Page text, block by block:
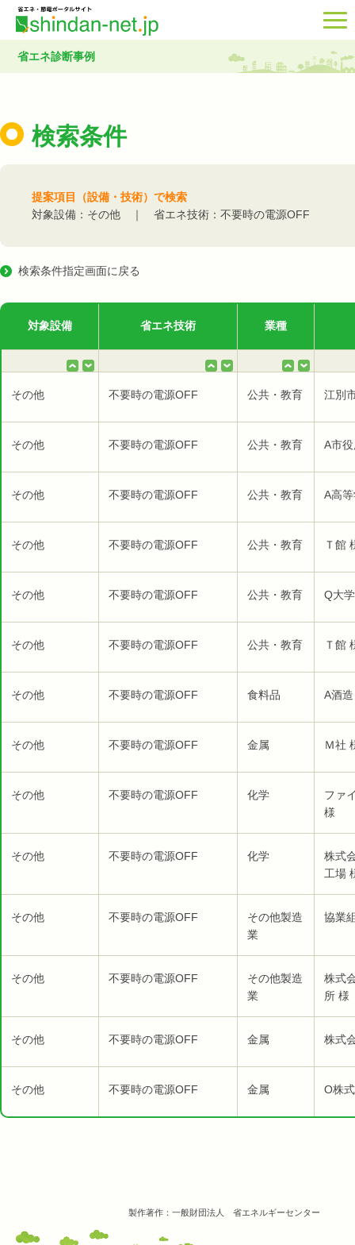
省エネ診断事例
検索条件
提案項目（設備・技術）で検索
対象設備：その他 ｜ 省エネ技術：不要時の電源OFF
検索条件指定画面に戻る
対象設備 省エネ技術 業種
その他 不要時の電源OFF 公共・教育 江別
その他 不要時の電源OFF 公共・教育 A市
その他 不要時の電源OFF 公共・教育 A高
その他 不要時の電源OFF 公共・教育 Ｔ館
その他 不要時の電源OFF 公共・教育 Q大
その他 不要時の電源OFF 公共・教育 Ｔ館
その他 不要時の電源OFF 食料品 A酒
その他 不要時の電源OFF 金属 Ｍ社
その他 不要時の電源OFF 化学
ファ
様
その他 不要時の電源OFF 化学
株式
工場
その他 不要時の電源OFF
その他製造
業
協業
その他 不要時の電源OFF
その他製造
業
株式
所 様
その他 不要時の電源OFF 金属 株式
その他 不要時の電源OFF 金属 O株
製作著作：一般財団法人 省エネルギーセンター